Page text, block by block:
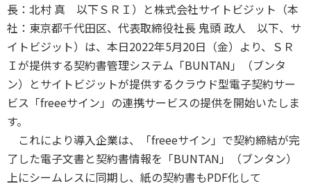
長：北村 真 以下ＳＲＩ）と株式会社サイトビジット（本
社：東京都千代田区、代表取締役社長 鬼頭 政人 以下、サ
イトビジット）は、本日2022年5月20日（金）より、ＳＲ
Ｉが提供する契約書管理システム「BUNTAN」（ブンタ
ン）とサイトビジットが提供するクラウド型電子契約サー
ビス「freeeサイン」の連携サービスの提供を開始いたしま
す。
これにより導入企業は、「freeeサイン」で契約締結が完
了した電子文書と契約書情報を「BUNTAN」（ブンタン）
上にシームレスに同期し、紙の契約書もPDF化して